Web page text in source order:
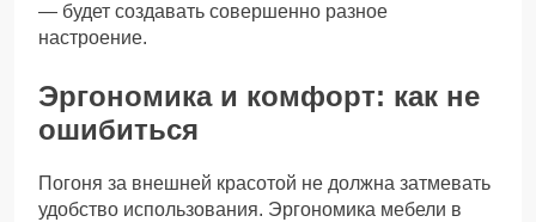
— будет создавать совершенно разное
настроение.
Эргономика и комфорт: как не
ошибиться
Погоня за внешней красотой не должна затмевать
удобство использования. Эргономика мебели в